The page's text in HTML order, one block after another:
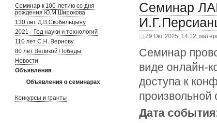
Семинар к 100-летию со дня
рождения Ю.М.Широкова
130 лет Д.В.Скобельцыну
2021 - Год науки и технологий
110 лет С.Н. Вернову
80 лет Великой Победы
Новости
Объявления
Объявления о семинарах
Конкурсы и гранты
Семинар
29 Окт 2025, 14:12,
Семинар
виде онлайн-
доступа к
Дата